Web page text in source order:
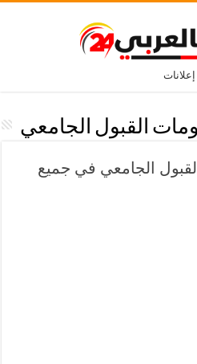
إعلانات
القبول الجامعي
الجامعي في جميع